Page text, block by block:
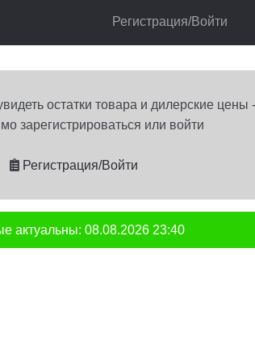
Регистрация/Войти
остатки товара и дилерские цены -
зарегистрироваться или войти
Регистрация/Войти
актуальны: 08.08.2026 23:40